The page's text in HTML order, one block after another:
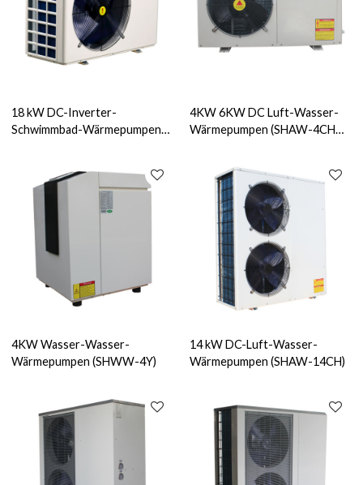
18 kW DC-Inverter-
Schwimmbad-Wärmepumpen
4KW 6KW DC Luft-Wasser-
Wärmepumpen (SHAW-4CH
4KW Wasser-Wasser-
Wärmepumpen (SHWW-4Y)
14 kW DC-Luft-Wasser-
Wärmepumpen (SHAW-14CH)